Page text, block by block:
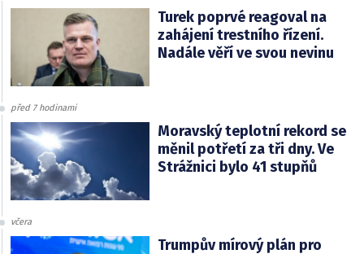
Turek poprvé reagoval na
zahájení trestního řízení.
Nadále věří ve svou nevinu
před 7 hodinami
Moravský teplotní rekord se
měnil potřetí za tři dny. Ve
Strážnici bylo 41 stupňů
včera
Trumpův mírový plán pro